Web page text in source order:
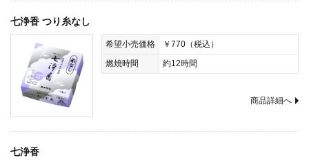
七浄香 つり糸なし
希望小売価格
￥770（税込）
燃焼時間
約12時間
商品詳細へ
七浄香